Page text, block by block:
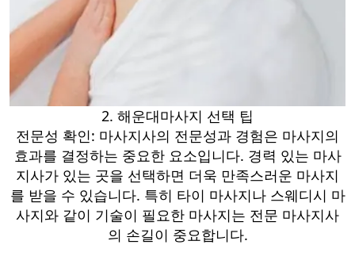
2. 해운대마사지 선택 팁
전문성 확인: 마사지사의 전문성과 경험은 마사지의
효과를 결정하는 중요한 요소입니다. 경력 있는 마사
지사가 있는 곳을 선택하면 더욱 만족스러운 마사지
를 받을 수 있습니다. 특히 타이 마사지나 스웨디시 마
사지와 같이 기술이 필요한 마사지는 전문 마사지사
의 손길이 중요합니다.